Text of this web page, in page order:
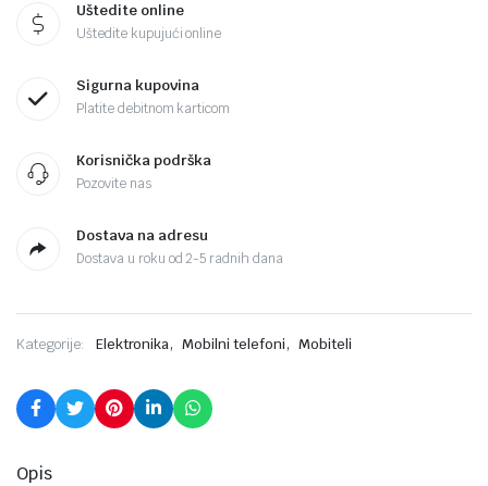
Uštedite online
Uštedite kupujući online
Sigurna kupovina
Platite debitnom karticom
Korisnička podrška
Pozovite nas
Dostava na adresu
Dostava u roku od 2-5 radnih dana
Kategorije: Elektronika, Mobilni telefoni, Mobiteli
Opis